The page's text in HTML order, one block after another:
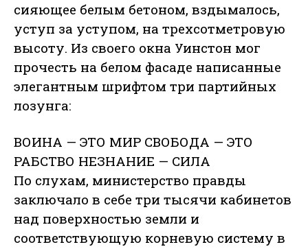
сияющее белым бетоном, вздымалось,
уступ за уступом, на трехсотметровую
высоту. Из своего окна Уинстон мог
прочесть на белом фасаде написанные
элегантным шрифтом три партийных
лозунга:
ВОИНА — ЭТО МИР СВОБОДА — ЭТО
РАБСТВО НЕЗНАНИЕ — СИЛА
По слухам, министерство правды
заключало в себе три тысячи кабинетов
над поверхностью земли и
соответствующую корневую систему в